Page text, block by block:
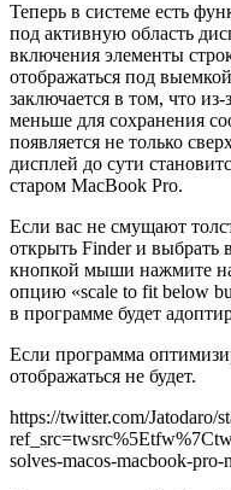
Теперь в системе есть
под активную область
включения элементы
отображаться под
заключается в том, что
меньше для сохранения
появляется не только
дисплей до сути
старом MacBook Pro.
Если вас не смущают
открыть Finder и выбрать
кнопкой мыши нажмите
опцию «scale to fit below
в программе будет
Если программа
отображаться не будет.
https://twitter.com/Jatodaro/
solves-macos-macbook-pro-